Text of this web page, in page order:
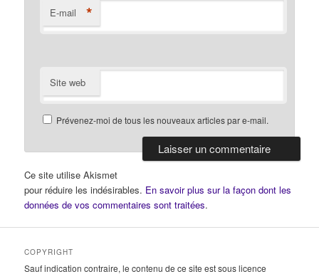
E-mail *
Site web
Prévenez-moi de tous les nouveaux articles par e-mail.
Ce site utilise Akismet
pour réduire les indésirables. En savoir plus sur la façon dont les
données de vos commentaires sont traitées.
COPYRIGHT
Sauf indication contraire, le contenu de ce site est sous licence